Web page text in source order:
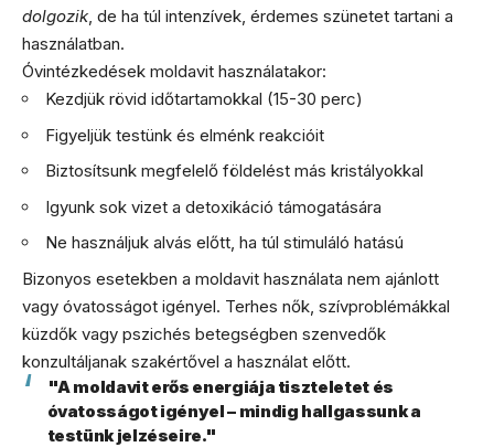
dolgozik, de ha túl intenzívek, érdemes szünetet tartani a
használatban.
Óvintézkedések moldavit használatakor:
Kezdjük rövid időtartamokkal (15-30 perc)
Figyeljük testünk és elménk reakcióit
Biztosítsunk megfelelő földelést más kristályokkal
Igyunk sok vizet a detoxikáció támogatására
Ne használjuk alvás előtt, ha túl stimuláló hatású
Bizonyos esetekben a moldavit használata nem ajánlott
vagy óvatosságot igényel. Terhes nők, szívproblémákkal
küzdők vagy pszichés betegségben szenvedők
konzultáljanak szakértővel a használat előtt.
"A moldavit erős energiája tiszteletet és
óvatosságot igényel – mindig hallgassunk a
testünk jelzéseire."